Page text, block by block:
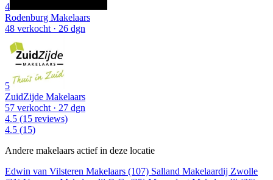
4
Rodenburg Makelaars
48 verkocht · 26 dgn
5
ZuidZijde Makelaars
57 verkocht · 27 dgn
4.5 (15 reviews)
4.5 (15)
Andere makelaars actief in deze locatie
Edwin van Vilsteren Makelaars (107) Salland Makelaardij Zwolle